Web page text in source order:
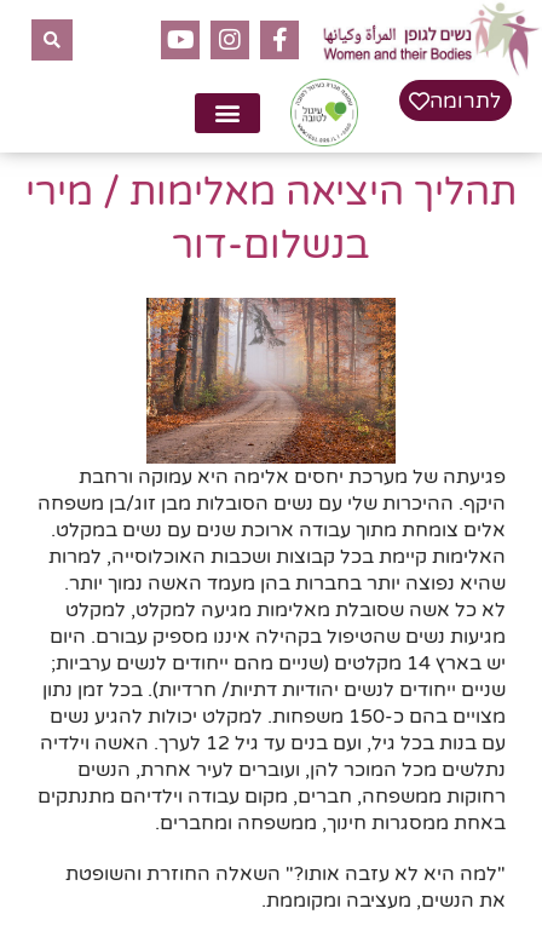
לתוכן
לתרומה
תהליך היציאה מאלימות / מירי
בנשלום-דור
פגיעתה של מערכת יחסים אלימה היא עמוקה ורחבת
היקף. ההיכרות שלי עם נשים הסובלות מבן זוג/בן משפחה
אלים צומחת מתוך עבודה ארוכת שנים עם נשים במקלט.
האלימות קיימת בכל קבוצות ושכבות האוכלוסייה, למרות
שהיא נפוצה יותר בחברות בהן מעמד האשה נמוך יותר.
לא כל אשה שסובלת מאלימות מגיעה למקלט, למקלט
מגיעות נשים שהטיפול בקהילה איננו מספיק עבורם. היום
יש בארץ 14 מקלטים (שניים מהם ייחודים לנשים ערביות;
שניים ייחודים לנשים יהודיות דתיות/ חרדיות). בכל זמן נתון
מצויים בהם כ-150 משפחות. למקלט יכולות להגיע נשים
עם בנות בכל גיל, ועם בנים עד גיל 12 לערך. האשה וילדיה
נתלשים מכל המוכר להן, ועוברים לעיר אחרת, הנשים
רחוקות ממשפחה, חברים, מקום עבודה וילדיהם מתנתקים
באחת ממסגרות חינוך, ממשפחה ומחברים.
"למה היא לא עזבה אותו?" השאלה החוזרת והשופטת
את הנשים, מעציבה ומקוממת.